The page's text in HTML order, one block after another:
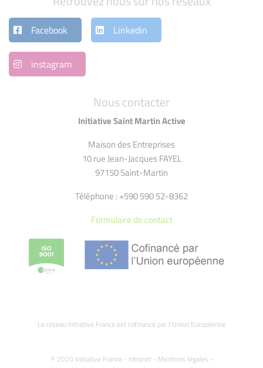
Nous contacter
Initiative Saint Martin Active
Maison des Entreprises
10 rue Jean-Jacques FAYEL
97150 Saint-Martin
Téléphone : +590 590 52-8362
Formulaire de contact
Le réseau Initiative France est cofinancé par l’Union Européenne
© 2020 Initiative France - Intranet- Mentions légales -
Facebook Linkedin
instagram